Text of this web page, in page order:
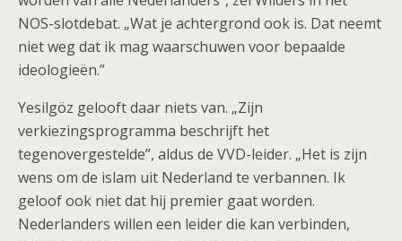
NOS-slotdebat. „Wat je achtergrond ook is. Dat neemt
niet weg dat ik mag waarschuwen voor bepaalde
ideologieën.”
Yesilgöz gelooft daar niets van. „Zijn
verkiezingsprogramma beschrijft het
tegenovergestelde”, aldus de VVD-leider. „Het is zijn
wens om de islam uit Nederland te verbannen. Ik
geloof ook niet dat hij premier gaat worden.
Nederlanders willen een leider die kan verbinden,